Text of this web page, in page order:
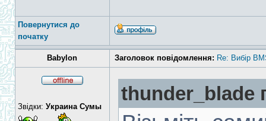
Повернутися до
початку
Babylon Заголовок повідомлення: Re: Вибір
Звідки: Украина Сумы
thunder_blade